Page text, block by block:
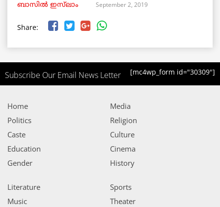
ബാസിൽ ഇസ്‌ലാം September 2, 2019
Share:
Subscribe Our Email News Letter [mc4wp_form id="30309"]
Home
Politics
Caste
Education
Gender
Media
Religion
Culture
Cinema
History
Literature
Music
Sports
Theater